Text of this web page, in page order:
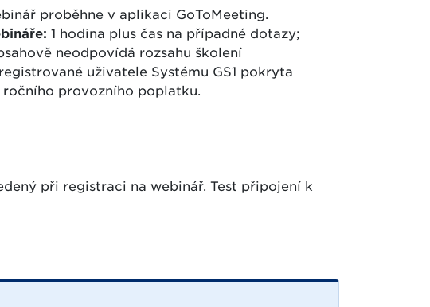
proběhne v aplikaci GoToMeeting.
1 hodina plus čas na případné dotazy;
neodpovídá rozsahu školení
uživatele Systému GS1 pokryta
ročního provozního poplatku.
při registraci na webinář. Test připojení k